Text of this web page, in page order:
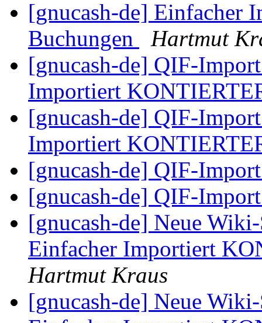
[gnucash-de] Einfacher
Buchungen
Hartmut
[gnucash-de] QIF-
Importiert
[gnucash-de] QIF-
Importiert
[gnucash-de] QIF-
[gnucash-de] QIF-
[gnucash-de] Neue
Einfacher Importiert
Hartmut Kraus
[gnucash-de] Neue